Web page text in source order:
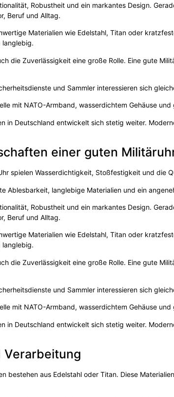
Robustheit und ein markantes Design.
Beruf und Alltag.
Materialien wie Edelstahl, Titan oder
langlebig.
die Zuverlässigkeit eine große Rolle. Eine gute
und Sammler interessieren sich
mit NATO-Armband, wasserdichtem Gehäuse
in Deutschland entwickelt sich stetig weiter.
einer guten
spielen Wasserdichtigkeit, Stoßfestigkeit und die
Ablesbarkeit, langlebige Materialien und ein
Robustheit und ein markantes Design.
Beruf und Alltag.
Materialien wie Edelstahl, Titan oder
langlebig.
die Zuverlässigkeit eine große Rolle. Eine gute
und Sammler interessieren sich
mit NATO-Armband, wasserdichtem Gehäuse
in Deutschland entwickelt sich stetig weiter.
Verarbeitung
bestehen aus Edelstahl oder Titan. Diese